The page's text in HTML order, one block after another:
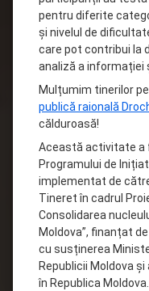
pentru diferite
și nivelul de
care pot contribui la
analiză a informației
Mulțumim tinerilor
publică raională
călduroasă!
Această activitate a
Programului de
implementat de
Tineret în cadrul
Consolidarea
Moldova”, finanțat
cu susținerea
Republicii Moldova
în Republica Moldova.